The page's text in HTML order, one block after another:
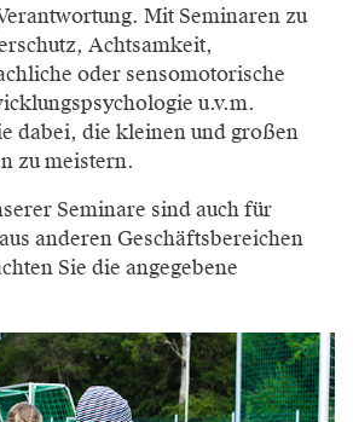
Mit Seminaren zu
Achtsamkeit,
oder sensomotorische
u.v.m.
dabei, die kleinen und großen
zu meistern.
Seminare sind auch für
anderen Geschäftsbereichen
Sie die angegebene